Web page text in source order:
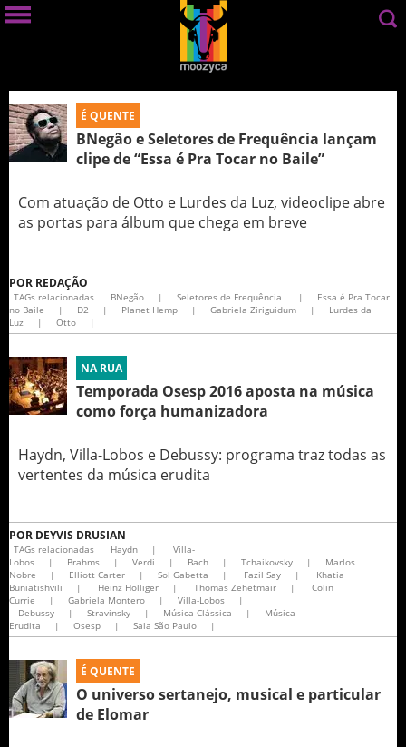
É QUENTE
BNegão e Seletores de Frequência lançam
clipe de “Essa é Pra Tocar no Baile”
Com atuação de Otto e Lurdes da Luz, videoclipe abre
as portas para álbum que chega em breve
POR REDAÇÃO
TAGs relacionadas BNegão | Seletores de Frequência |
Essa é Pra Tocar
no Baile
| D2 | Planet Hemp | Gabriela Ziriguidum |
Lurdes da
Luz
| Otto |
NA RUA
Temporada Osesp 2016 aposta na música
como força humanizadora
Haydn, Villa-Lobos e Debussy: programa traz todas as
vertentes da música erudita
POR DEYVIS DRUSIAN
TAGs relacionadas Haydn |
Villa-
Lobos
| Brahms | Verdi | Bach | Tchaikovsky |
Marlos
Nobre
| Elliott Carter | Sol Gabetta | Fazil Say |
Khatia
Buniatishvili
| Heinz Holliger | Thomas Zehetmair |
Colin
Currie
| Gabriela Montero | Villa-Lobos
|
Debussy
| Stravinsky | Música Clássica |
Música
Erudita
| Osesp | Sala São Paulo |
É QUENTE
O universo sertanejo, musical e particular
de Elomar